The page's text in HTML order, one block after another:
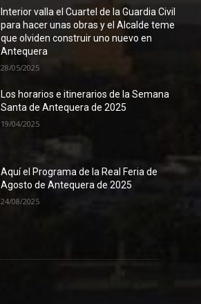
Interior valla el Cuartel de la Guardia Civil
para hacer unas obras y el Alcalde teme
que olviden construir uno nuevo en
Antequera
28/05/2025
Los horarios e itinerarios de la Semana
Santa de Antequera de 2025
19/04/2025
Aquí el Programa de la Real Feria de
Agosto de Antequera de 2025
24/08/2025